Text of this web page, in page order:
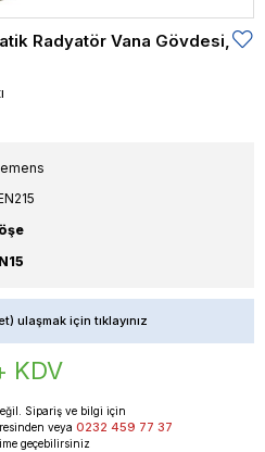
Radyatör Vana Gövdesi,
ulaşmak için tıklayınız
KDV
Sipariş ve bilgi için
veya 0232 459 77 37
geçebilirsiniz